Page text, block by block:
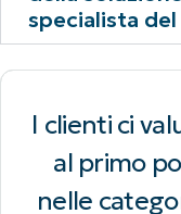
specialista
I clienti ci
al primo
nelle